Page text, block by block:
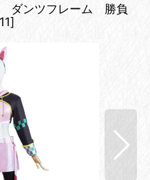
ダンツフレーム 勝負
]